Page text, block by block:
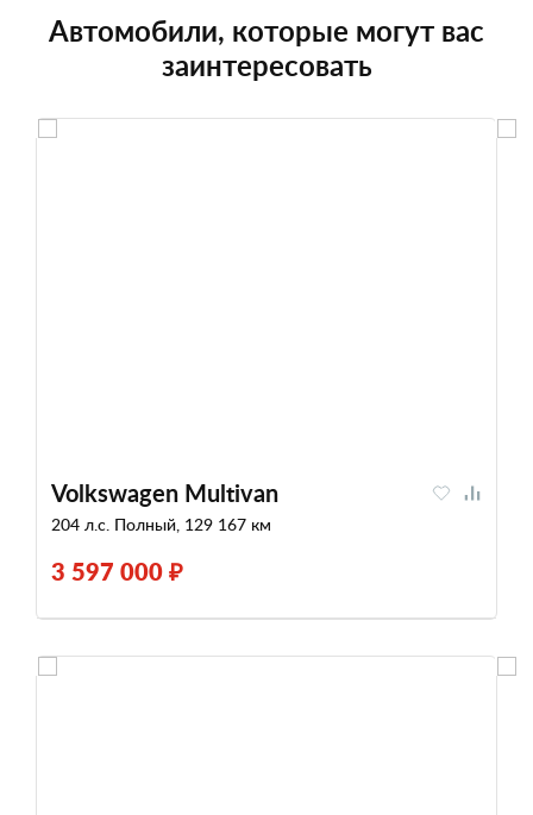
Автомобили, которые могут вас
заинтересовать
Volkswagen Multivan
204 л.с. Полный, 129 167 км
3 597 000 ₽